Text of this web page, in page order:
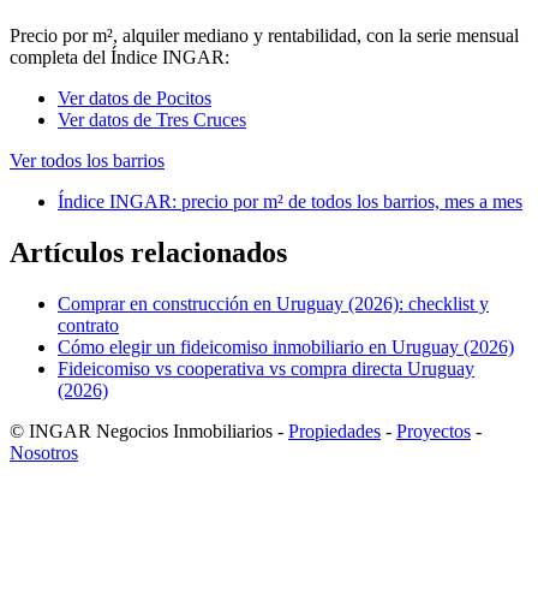
Precio por m², alquiler mediano y rentabilidad, con la serie mensual
completa del Índice INGAR:
Ver datos de Pocitos
Ver datos de Tres Cruces
Ver todos los barrios
Índice INGAR: precio por m² de todos los barrios, mes a mes
Artículos relacionados
Comprar en construcción en Uruguay (2026): checklist y
contrato
Cómo elegir un fideicomiso inmobiliario en Uruguay (2026)
Fideicomiso vs cooperativa vs compra directa Uruguay
(2026)
© INGAR Negocios Inmobiliarios - Propiedades - Proyectos -
Nosotros